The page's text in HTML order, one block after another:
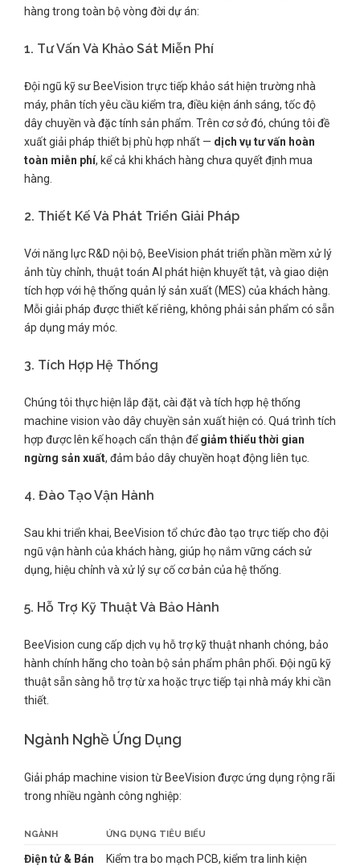
hàng trong toàn bộ vòng đời dự án:
1. Tư Vấn Và Khảo Sát Miễn Phí
Đội ngũ kỹ sư BeeVision trực tiếp khảo sát hiện trường nhà
máy, phân tích yêu cầu kiểm tra, điều kiện ánh sáng, tốc độ
dây chuyền và đặc tính sản phẩm. Trên cơ sở đó, chúng tôi đề
xuất giải pháp thiết bị phù hợp nhất — dịch vụ tư vấn hoàn
toàn miễn phí, kể cả khi khách hàng chưa quyết định mua
hàng.
2. Thiết Kế Và Phát Triển Giải Pháp
Với năng lực R&D nội bộ, BeeVision phát triển phần mềm xử lý
ảnh tùy chỉnh, thuật toán AI phát hiện khuyết tật, và giao diện
tích hợp với hệ thống quản lý sản xuất (MES) của khách hàng.
Mỗi giải pháp được thiết kế riêng, không phải sản phẩm có sẵn
áp dụng máy móc.
3. Tích Hợp Hệ Thống
Chúng tôi thực hiện lắp đặt, cài đặt và tích hợp hệ thống
machine vision vào dây chuyền sản xuất hiện có. Quá trình tích
hợp được lên kế hoạch cẩn thận đểgiảm thiểu thời gian
ngừng sản xuất, đảm bảo dây chuyền hoạt động liên tục.
4. Đào Tạo Vận Hành
Sau khi triển khai, BeeVision tổ chức đào tạo trực tiếp cho đội
ngũ vận hành của khách hàng, giúp họ nắm vững cách sử
dụng, hiệu chỉnh và xử lý sự cố cơ bản của hệ thống.
5. Hỗ Trợ Kỹ Thuật Và Bảo Hành
BeeVision cung cấp dịch vụ hỗ trợ kỹ thuật nhanh chóng, bảo
hành chính hãng cho toàn bộ sản phẩm phân phối. Đội ngũ kỹ
thuật sẵn sàng hỗ trợ từ xa hoặc trực tiếp tại nhà máy khi cần
thiết.
Ngành Nghề Ứng Dụng
Giải pháp machine vision từ BeeVision được ứng dụng rộng rãi
trong nhiều ngành công nghiệp:
NGÀNH ỨNG DỤNG TIÊU BIỂU
Điện tử & Bán
Kiểm tra bo mạch PCB, kiểm tra linh kiện